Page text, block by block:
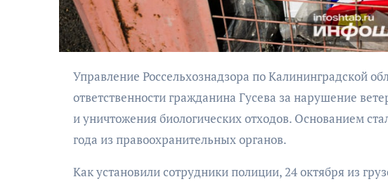
Управление Россельхознадзора по Калининградской области привлекло к административной
ответственности гражданина Гусева за нарушение
и уничтожения биологических отходов. Основанием
года из правоохранительных органов.
Как установили сотрудники полиции, 24 октября из
в четыре
АФИША
КУЛЬТУРА
ОБЩЕСТВО
поддержал
проведение в
Калининграде
морского фестиваля
АФИША
ОБЩЕСТВО